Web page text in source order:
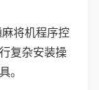
将机程序控
复杂安装操
。